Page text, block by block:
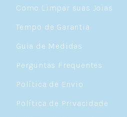
Como Limpar suas Joias
Tempo de Garantia
Guia de Medidas
Perguntas Frequentes
Política de Envio
Política de Privacidade